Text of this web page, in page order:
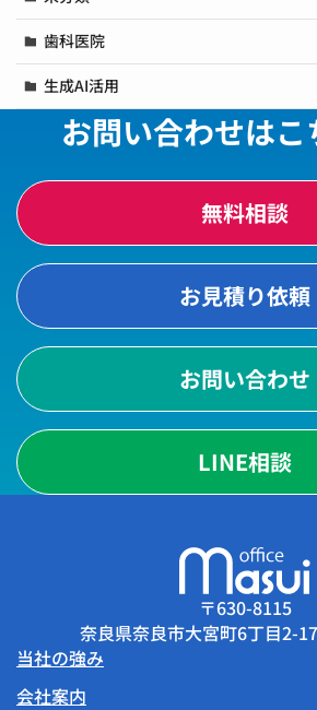
歯科医院
生成AI活用
お問い合わせはこ
無料相談
お見積り依頼
お問い合わせ
LINE相談
〒630-8115
奈良県奈良市大宮町6丁目2-
当社の強み
会社案内